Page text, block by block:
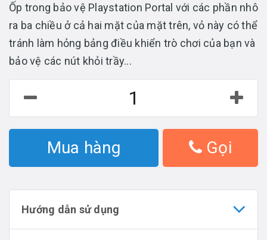
Ốp trong bảo vệ Playstation Portal với các phần nhô
ra ba chiều ở cả hai mặt của mặt trên, vỏ này có thể
tránh làm hỏng bảng điều khiển trò chơi của bạn và
bảo vệ các nút khỏi trầy...
Mua hàng Gọi
Hướng dẫn sử dụng